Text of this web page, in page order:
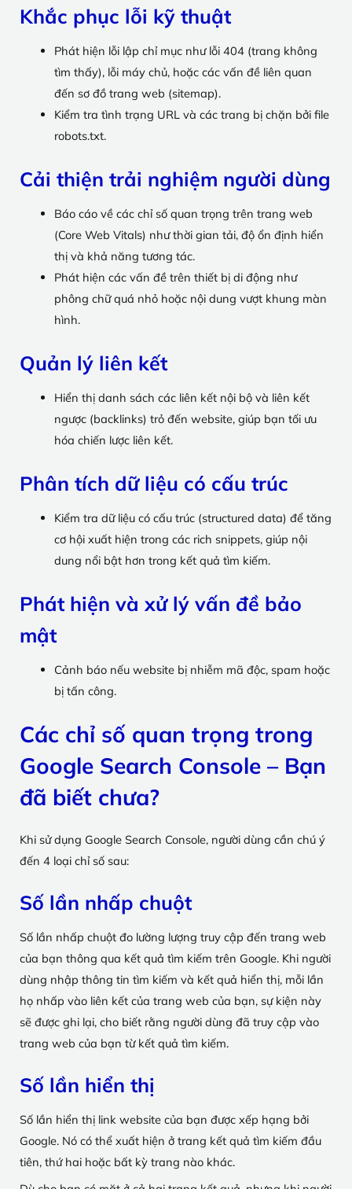
Khắc phục lỗi kỹ thuật
Phát hiện lỗi lập chỉ mục như lỗi 404 (trang không
tìm thấy), lỗi máy chủ, hoặc các vấn đề liên quan
đến sơ đồ trang web (sitemap).
Kiểm tra tình trạng URL và các trang bị chặn bởi file
robots.txt.
Cải thiện trải nghiệm người dùng
Báo cáo về các chỉ số quan trọng trên trang web
(Core Web Vitals) như thời gian tải, độ ổn định hiển
thị và khả năng tương tác.
Phát hiện các vấn đề trên thiết bị di động như
phông chữ quá nhỏ hoặc nội dung vượt khung màn
hình.
Quản lý liên kết
Hiển thị danh sách các liên kết nội bộ và liên kết
ngược (backlinks) trỏ đến website, giúp bạn tối ưu
hóa chiến lược liên kết.
Phân tích dữ liệu có cấu trúc
Kiểm tra dữ liệu có cấu trúc (structured data) để tăng
cơ hội xuất hiện trong các rich snippets, giúp nội
dung nổi bật hơn trong kết quả tìm kiếm.
Phát hiện và xử lý vấn đề bảo
mật
Cảnh báo nếu website bị nhiễm mã độc, spam hoặc
bị tấn công.
Các chỉ số quan trọng trong
Google Search Console – Bạn
đã biết chưa?
Khi sử dụng Google Search Console, người dùng cần chú ý
đến 4 loại chỉ số sau:
Số lần nhấp chuột
Số lần nhấp chuột đo lường lượng truy cập đến trang web
của bạn thông qua kết quả tìm kiếm trên Google. Khi người
dùng nhập thông tin tìm kiếm và kết quả hiển thị, mỗi lần
họ nhấp vào liên kết của trang web của bạn, sự kiện này
sẽ được ghi lại, cho biết rằng người dùng đã truy cập vào
trang web của bạn từ kết quả tìm kiếm.
Số lần hiển thị
Số lần hiển thị link website của bạn được xếp hạng bởi
Google. Nó có thể xuất hiện ở trang kết quả tìm kiếm đầu
tiên, thứ hai hoặc bất kỳ trang nào khác.